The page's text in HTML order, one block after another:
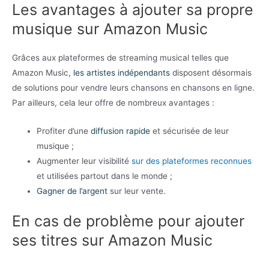
Les avantages à ajouter sa propre
musique sur Amazon Music
Grâces aux plateformes de streaming musical telles que
Amazon Music, les artistes indépendants disposent désormais
de solutions pour vendre leurs chansons en chansons en ligne.
Par ailleurs, cela leur offre de nombreux avantages :
Profiter d’unediffusion rapide et sécurisée de leur
musique ;
Augmenter leur visibilitésur des plateformes reconnues
et utilisées partout dans le monde ;
Gagner de l’argent sur leur vente.
En cas de problème pour ajouter
ses titres sur Amazon Music